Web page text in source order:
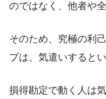
のではなく、他者や
そのため、究極の利
プは、気遣いすると
損得勘定で動く人は